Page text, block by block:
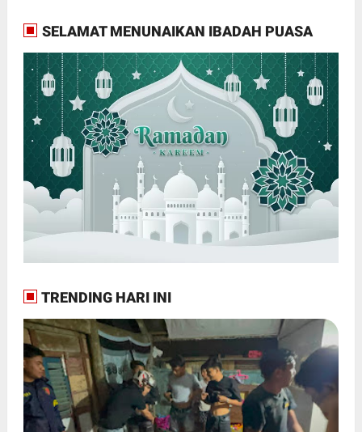
SELAMAT MENUNAIKAN IBADAH PUASA
TRENDING HARI INI